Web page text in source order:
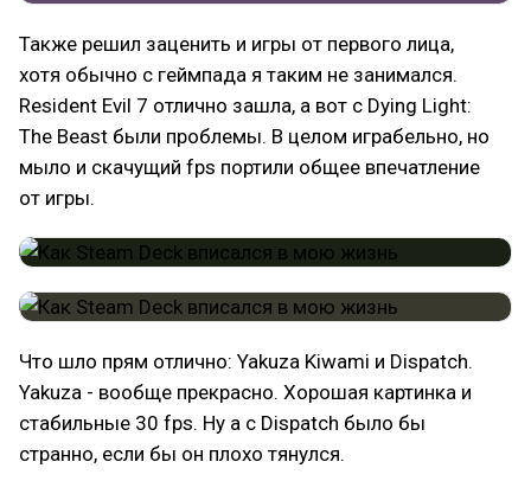
Также решил заценить и игры от первого лица,
хотя обычно с геймпада я таким не занимался.
Resident Evil 7 отлично зашла, а вот с Dying Light:
The Beast были проблемы. В целом играбельно, но
мыло и скачущий fps портили общее впечатление
от игры.
Что шло прям отлично: Yakuza Kiwami и Dispatch.
Yakuza - вообще прекрасно. Хорошая картинка и
стабильные 30 fps. Ну а с Dispatch было бы
странно, если бы он плохо тянулся.